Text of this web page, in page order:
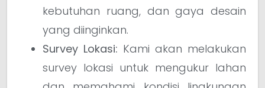
kebutuhan ruang, dan gaya desain
yang diinginkan.
Survey Lokasi: Kami akan melakukan
survey lokasi untuk mengukur lahan